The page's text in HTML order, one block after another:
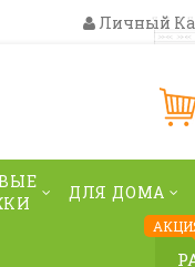
Личный
ДЛЯ ДОМА